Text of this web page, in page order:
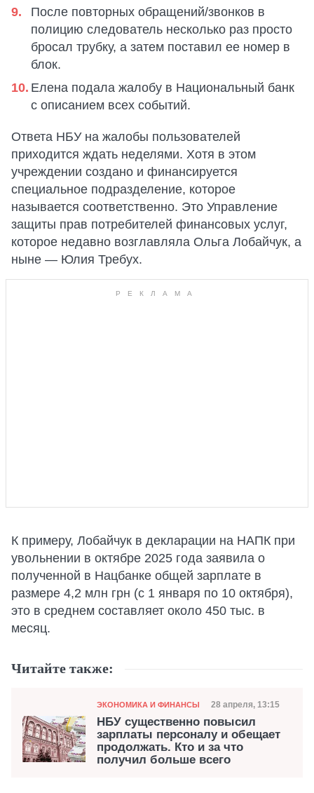
После повторных обращений/звонков в
полицию следователь несколько раз просто
бросал трубку, а затем поставил ее номер в
блок.
Елена подала жалобу в Национальный банк
с описанием всех событий.
Ответа НБУ на жалобы пользователей
приходится ждать неделями. Хотя в этом
учреждении создано и финансируется
специальное подразделение, которое
называется соответственно. Это Управление
защиты прав потребителей финансовых услуг,
которое недавно возглавляла Ольга Лобайчук, а
ныне — Юлия Требух.
К примеру, Лобайчук в декларации на НАПК при
увольнении в октябре 2025 года заявила о
полученной в Нацбанке общей зарплате в
размере 4,2 млн грн (с 1 января по 10 октября),
это в среднем составляет около 450 тыс. в
месяц.
Читайте также:
Категория
ЭКОНОМИКА И ФИНАНСЫ Дата
28 апреля, 13:15
НБУ существенно повысил
зарплаты персоналу и обещает
продолжать. Кто и за что
получил больше всего